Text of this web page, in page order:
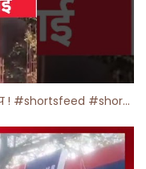
होतक में अचानक आग लगने से मचा हड़कंप ! #shortsfeed #shorts #viralshorts